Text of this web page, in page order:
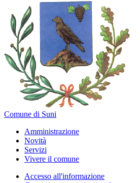
Comune di Suni
Amministrazione
Novità
Servizi
Vivere il comune
Accesso all'informazione